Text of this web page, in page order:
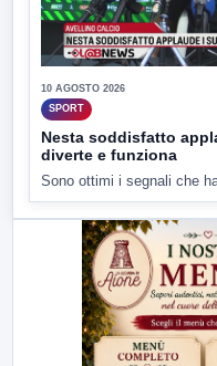
10 AGOSTO 2026
SPORT
Nesta soddisfatto
diverte e funziona
Sono ottimi i segnali che